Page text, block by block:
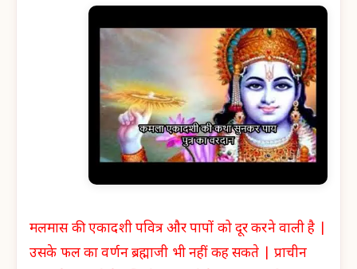
मलमास की एकादशी पवित्र और पापों को दूर करने वाली है |
उसके फल का वर्णन ब्रह्माजी भी नहीं कह सकते | प्राचीन